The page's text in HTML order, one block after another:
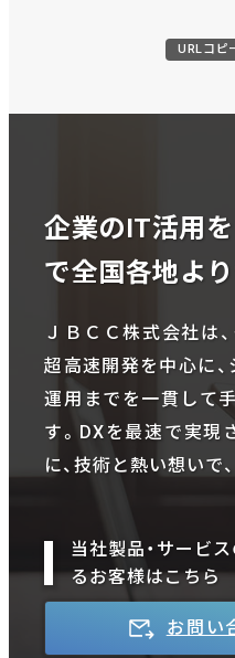
URLコピ
企業のIT活用
で全国各地よ
ＪＢＣＣ株式会社は
超高速開発を中心に、
運用までを一貫して
す。DXを最速で実現
に、技術と熱い想いで
当社製品・サービ
るお客様はこちら
お問い